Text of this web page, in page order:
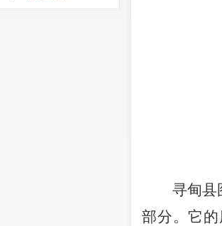
寻甸县
部分。它